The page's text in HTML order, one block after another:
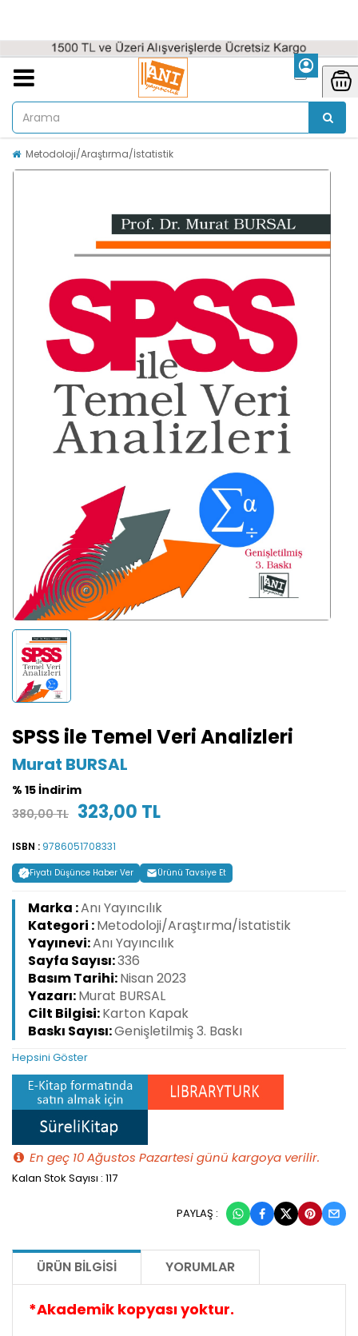
Metodoloji/Araştırma/İstatistik
SPSS ile Temel Veri Analizleri
Murat BURSAL
% 15 İndirim
380,00 TL 323,00 TL
ISBN : 9786051708331
Fiyatı Düşünce Haber Ver Ürünü Tavsiye Et
Marka :Anı Yayıncılık
Kategori :Metodoloji/Araştırma/İstatistik
Yayınevi:Anı Yayıncılık
Sayfa Sayısı:336
Basım Tarihi:Nisan 2023
Yazarı:Murat BURSAL
Cilt Bilgisi:Karton Kapak
Baskı Sayısı:Genişletilmiş 3. Baskı
Hepsini Göster
En geç 10 Ağustos Pazartesi günü kargoya verilir.
Kalan Stok Sayısı : 117
PAYLAŞ :
ÜRÜN BILGISI YORUMLAR
*Akademik kopyası yoktur.